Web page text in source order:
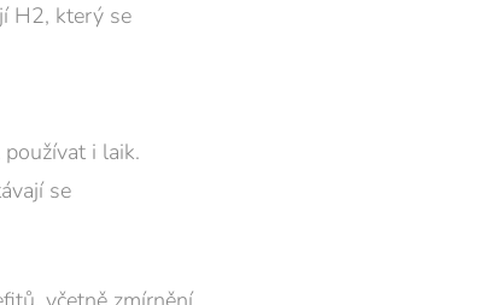
H2, který se
i laik.
se